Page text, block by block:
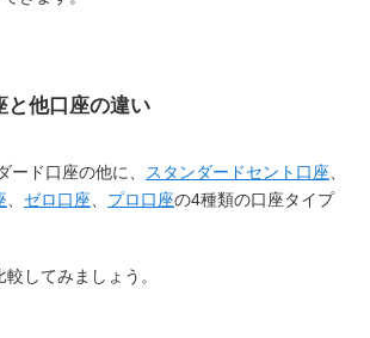
と他口座の違い
ード口座の他に、 スタンダードセント口座
ゼロ口座 プロ口座の4種類の口座タイプ
してみましょう。